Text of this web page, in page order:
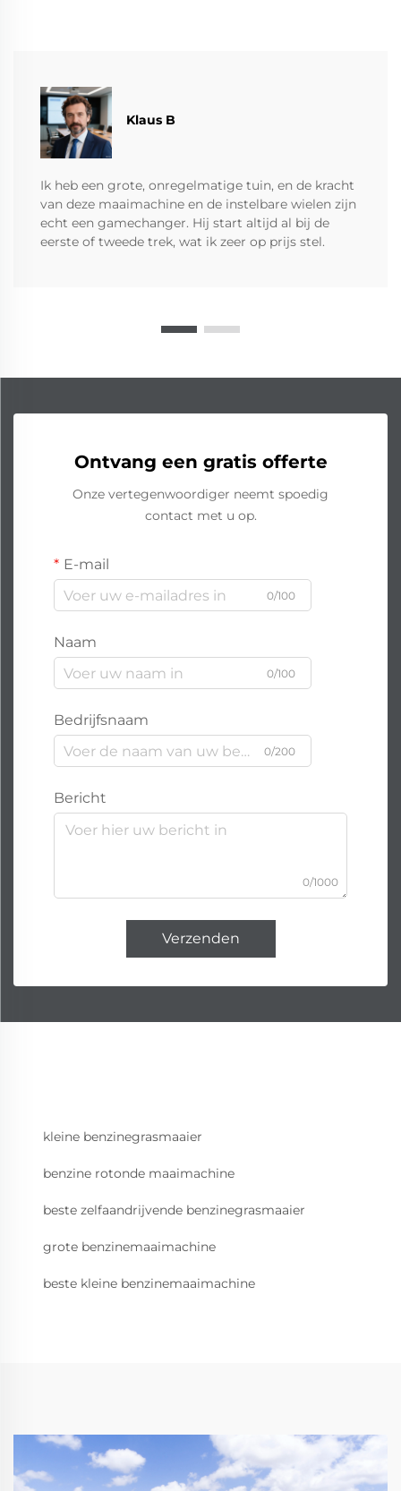
Klaus B
Ik heb een grote, onregelmatige tuin, en de kracht
van deze maaimachine en de instelbare wielen zijn
echt een gamechanger. Hij start altijd al bij de
eerste of tweede trek, wat ik zeer op prijs stel.
Ontvang een gratis offerte
Onze vertegenwoordiger neemt spoedig
contact met u op.
E-mail
0/100
Naam
0/100
Bedrijfsnaam
0/200
Bericht
0/1000
Verzenden
kleine benzinegrasmaaier
benzine rotonde maaimachine
beste zelfaandrijvende benzinegrasmaaier
grote benzinemaaimachine
beste kleine benzinemaaimachine